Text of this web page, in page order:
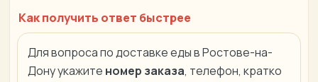
Как получить ответ быстрее
Для вопроса по доставке еды в Ростове-на-
Дону укажите номер заказа, телефон, кратко